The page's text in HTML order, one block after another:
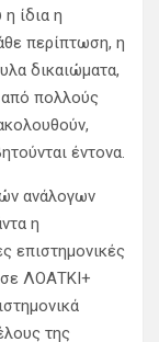
ίδια η
περίπτωση, η
δικαιώματα,
πολλούς
έντονα.
ανάλογων
η
επιστημονικές
ΛΟΑΤΚΙ+
της